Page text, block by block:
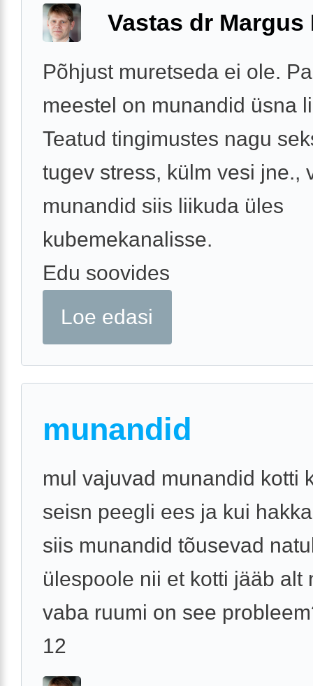
Vastas dr Margus
Põhjust muretseda ei ole.
meestel on munandid üsna
Teatud tingimustes nagu
tugev stress, külm vesi jne.,
munandid siis liikuda üles
kubemekanalisse.
Edu soovides
Loe edasi
munandid
mul vajuvad munandid kotti
seisn peegli ees ja kui
siis munandid tõusevad
ülespoole nii et kotti jääb alt
vaba ruumi on see
12